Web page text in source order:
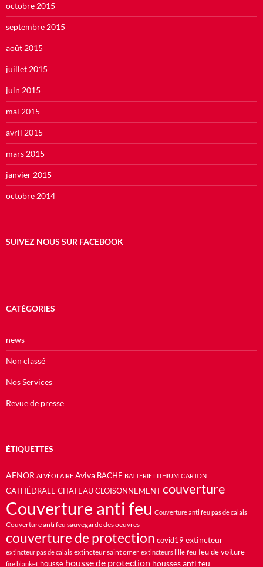
octobre 2015
septembre 2015
août 2015
juillet 2015
juin 2015
mai 2015
avril 2015
mars 2015
janvier 2015
octobre 2014
SUIVEZ NOUS SUR FACEBOOK
CATÉGORIES
news
Non classé
Nos Services
Revue de presse
ÉTIQUETTES
AFNOR ALVÉOLAIRE Aviva BACHE BATTERIE LITHIUM CARTON
CATHÉDRALE CHATEAU CLOISONNEMENT couverture
Couverture anti feu Couverture anti feu pas de calais
Couverture anti feu sauvegarde des oeuvres
couverture de protection covid19 extincteur
extincteur pas de calais extincteur saint omer extincteurs lille feu feu de voiture
fire blanket housse housse de protection housses anti feu